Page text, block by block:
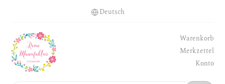
Warenkorb
Merkzettel
Konto